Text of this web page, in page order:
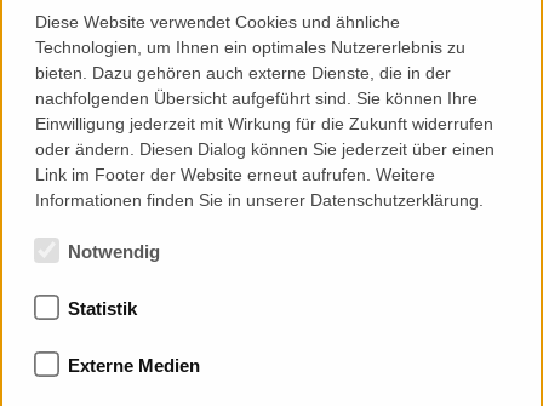
Befestigung
Aluminium-Unterkonstruktion mit tragender Rasterklickschiene
Besonderheiten
Jedes Fassadenblech kann an jeder beliebigen Stelle
demontiert werden (z.B. bei Reparaturen oder um Rüstanker zu
setzen)
Zur Übersicht
Mitgliedschaften
Diese Website verwendet Cookies und ähnliche
Technologien, um Ihnen ein optimales Nutzererlebnis zu
bieten. Dazu gehören auch externe Dienste, die in der
nachfolgenden Übersicht aufgeführt sind. Sie können Ihre
Einwilligung jederzeit mit Wirkung für die Zukunft widerrufen
oder ändern. Diesen Dialog können Sie jederzeit über einen
Link im Footer der Website erneut aufrufen. Weitere
Informationen finden Sie in unserer Datenschutzerklärung.
Notwendig
Statistik
Externe Medien